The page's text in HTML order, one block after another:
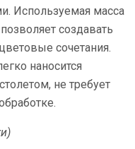
Используемая масса
создавать
сочетания.
наносится
не требует